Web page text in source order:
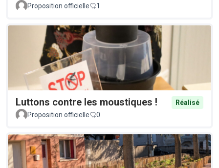
Proposition officielle 1
Luttons contre les moustiques !
Réalisé
Proposition officielle
0